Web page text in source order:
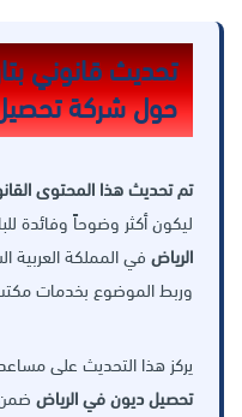
حول شركة
تم تحديث هذا المحتوى القانوني بتاريخ 9
ليكون أكثر وضوحاً وفائدة
الرياض في المملكة العربية
وربط الموضوع بخدمات
يركز هذا التحديث على
تحصيل ديون في الرياض ضمن